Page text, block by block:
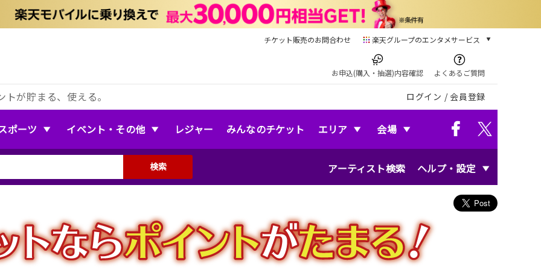
チケット販売のお問合わせ 楽天グループのエンタメサービス
本/ゲーム/CD/DVD
楽天ブックス
電子書籍
楽天Kobo
音楽配信
動画配信ガイド
Rakuten PLAY
無料テレビ
Rチャンネル
お申込(購入・抽選)内容確認 よくあるご質問
が貯まる、使える。 ログイン / 会員登録
ポーツ イベント・その他 レジャー みんなのチケット エリア 会場
アーティスト検索 ヘルプ・設定
検索